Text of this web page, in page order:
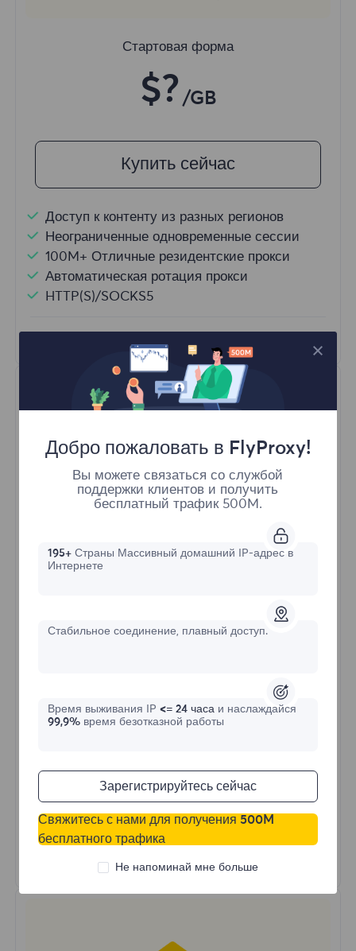
Стартовая форма
$? /GB
Купить сейчас
Доступ к контенту из разных регионов
Неограниченные одновременные сессии
100M+ Отличные резидентские прокси
Автоматическая ротация прокси
HTTP(S)/SOCKS5
Неограниченные резидентные
Стартовая форма
Неограниченное использование трафика
Случайная страна
Реальный динамический резидентский
прокси
Узнать больше
Добро пожаловать в FlyProxy!
Вы можете связаться со службой
поддержки клиентов и получить
бесплатный трафик 500M.
195+Страны Массивный домашний IP-адрес в
Интернете
Стабильное соединение, плавный доступ.
Время выживания IP <= 24 часа и наслаждайся
99,9%время безотказной работы
Зарегистрируйтесь сейчас
Свяжитесь с нами для получения 500M
бесплатного трафика
Не напоминай мне больше